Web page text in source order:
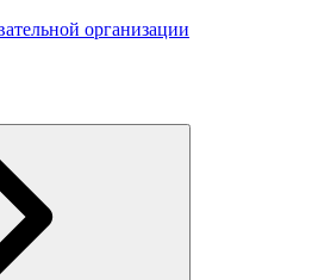
организации